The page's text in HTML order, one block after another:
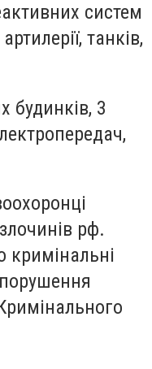
систем
танків,
будинків, 3
рф.
кримінальні